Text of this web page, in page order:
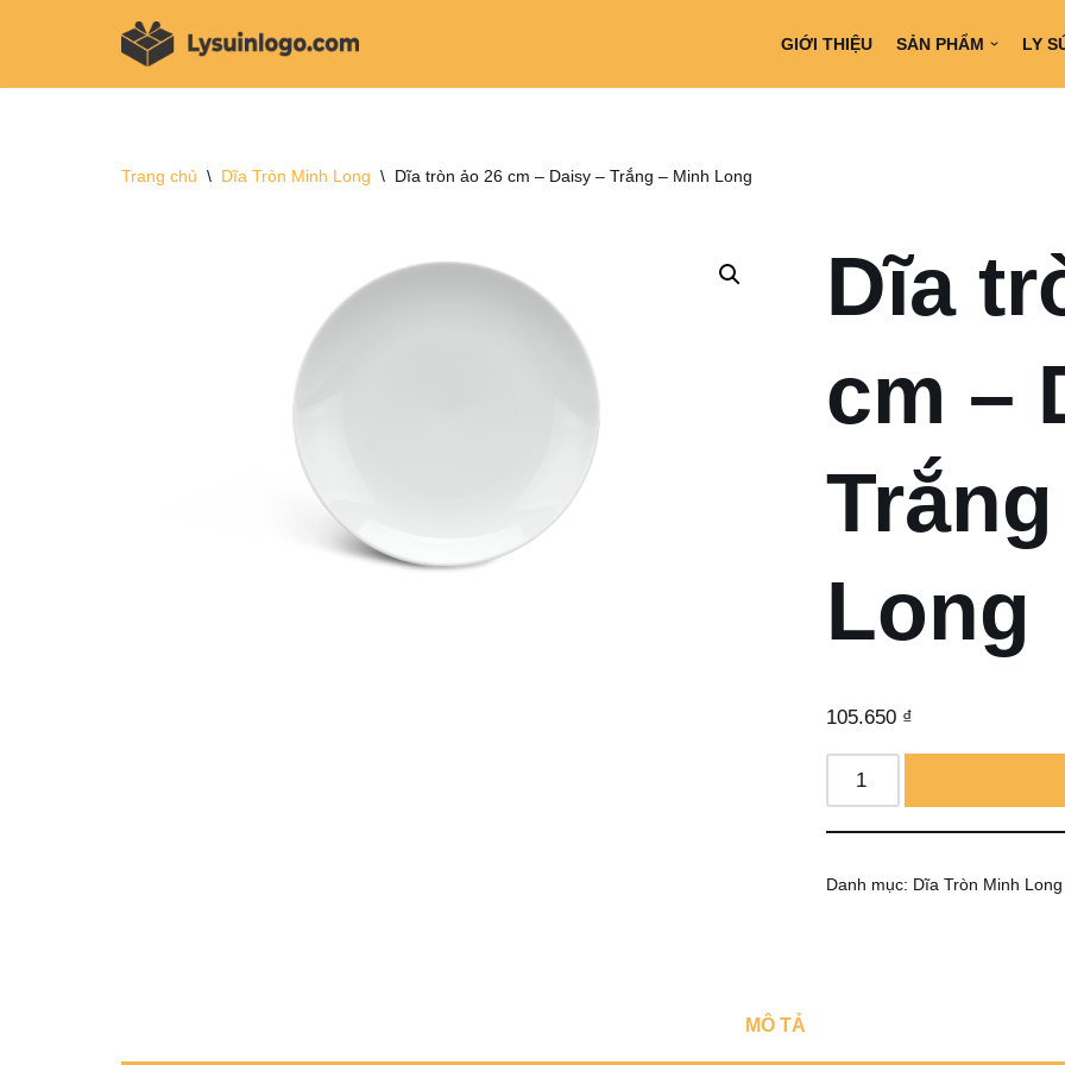
GIỚI THIỆU SẢN PHẨM LY
Trang chủ \ Dĩa Tròn Minh Long \ Dĩa tròn ảo 26 cm – Daisy – Trắng – Minh Long
Dĩa
cm –
Long
105.650 ₫
Danh mục: Dĩa Tròn Minh Long
MÔ TẢ